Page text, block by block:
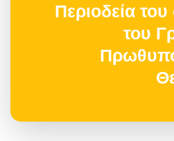
Περιοδεία
του